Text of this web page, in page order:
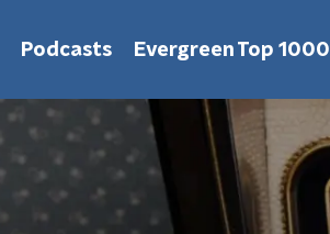
Podcasts Evergreen Top 1000